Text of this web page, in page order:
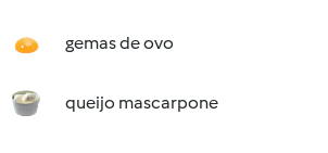
gemas de ovo
queijo mascarpone